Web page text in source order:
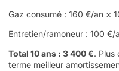
Gaz consumé : 160 €/an ×
Entretien/ramoneur : 100
Total 10 ans : 3 400 €. Plus
terme meilleur